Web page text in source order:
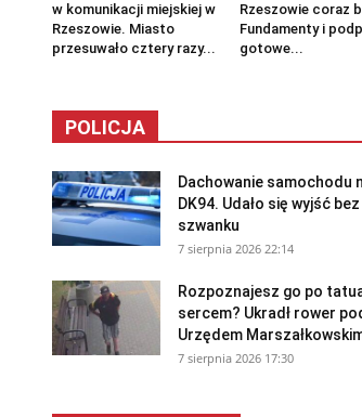
w komunikacji miejskiej w
Rzeszowie. Miasto
przesuwało cztery razy...
Rzeszowie coraz
Fundamenty i
gotowe...
POLICJA
Dachowanie samochodu
DK94. Udało się wyjść bez
szwanku
7 sierpnia 2026 22:14
Rozpoznajesz go po
sercem? Ukradł rower
Urzędem
7 sierpnia 2026 17:30